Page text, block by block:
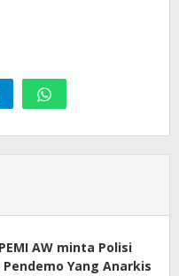
AW minta Polisi
Yang Anarkis